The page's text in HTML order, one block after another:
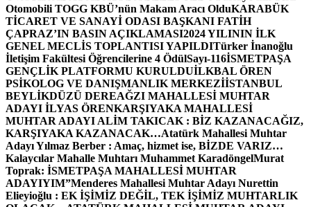
Otomobili TOGG KBÜ’nün Makam Aracı OlduKARABÜK
TİCARET VE SANAYİ ODASI BAŞKANI FATİH
ÇAPRAZ’IN BASIN AÇIKLAMASI2024 YILININ İLK
GENEL MECLİS TOPLANTISI YAPILDITürker İnanoğlu
İletişim Fakültesi Öğrencilerine 4 ÖdülSayı-116İSMETPAŞA
GENÇLİK PLATFORMU KURULDUİLKBAL ÖREN
PSİKOLOG VE DANIŞMANLIK MERKEZİİSTANBUL
BEYLİKDÜZÜ DEREAĞZI MAHALLESİ MUHTAR
ADAYI İLYAS ÖRENKARŞIYAKA MAHALLESİ
MUHTAR ADAYI ALİM TAKICAK : BİZ KAZANACAĞIZ,
KARŞIYAKA KAZANACAK…Atatürk Mahallesi Muhtar
Adayı Yılmaz Berber : Amaç, hizmet ise, BİZDE VARIZ…
Kalaycılar Mahalle Muhtarı Muhammet KaradöngelMurat
Toprak: İSMETPAŞA MAHALLESİ MUHTAR
ADAYIYIM”Menderes Mahallesi Muhtar Adayı Nurettin
Elieyioğlu : EK İŞİMİZ DEĞİL, TEK İŞİMİZ MUHTARLIK